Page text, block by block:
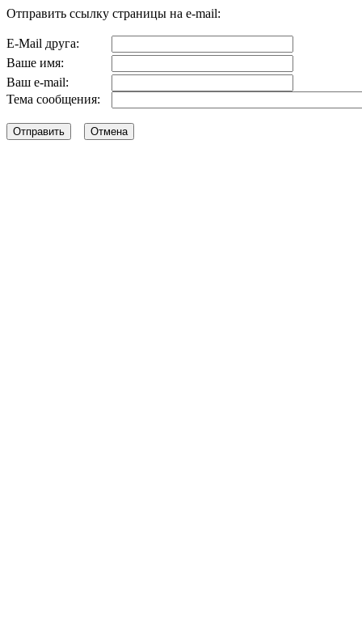
Отправить ссылку страницы на e-mail:
E-Mail друга:
Ваше имя:
Ваш e-mail:
Тема сообщения: